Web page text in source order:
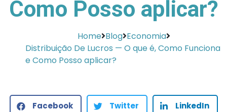
Como Posso aplicar?
Home Blog Economia
Distribuição De Lucros — O que é, Como Funciona
e Como Posso aplicar?
Facebook Twitter LinkedIn